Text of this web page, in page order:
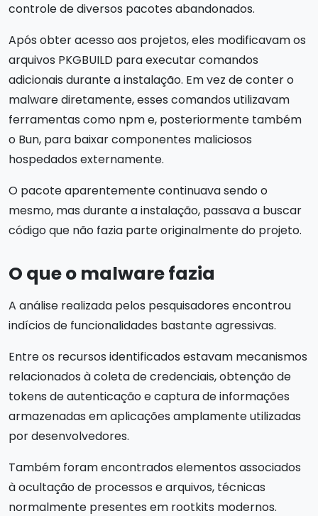
controle de diversos pacotes abandonados.
Após obter acesso aos projetos, eles modificavam os
arquivos PKGBUILD para executar comandos
adicionais durante a instalação. Em vez de conter o
malware diretamente, esses comandos utilizavam
ferramentas como npm e, posteriormente também
o Bun, para baixar componentes maliciosos
hospedados externamente.
O pacote aparentemente continuava sendo o
mesmo, mas durante a instalação, passava a buscar
código que não fazia parte originalmente do projeto.
O que o malware fazia
A análise realizada pelos pesquisadores encontrou
indícios de funcionalidades bastante agressivas.
Entre os recursos identificados estavam mecanismos
relacionados à coleta de credenciais, obtenção de
tokens de autenticação e captura de informações
armazenadas em aplicações amplamente utilizadas
por desenvolvedores.
Também foram encontrados elementos associados
à ocultação de processos e arquivos, técnicas
normalmente presentes em rootkits modernos.